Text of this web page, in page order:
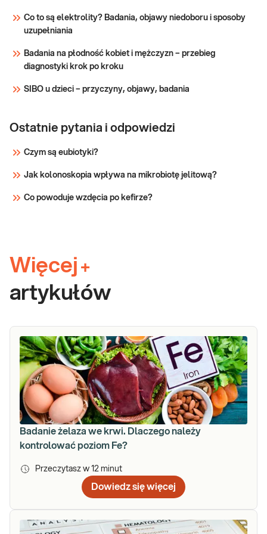
w genie HFE
narządach, co może prowadzić do ich
dla: osó
Co to są elektrolity? Badania, objawy niedoboru i sposoby
uzupełniania
Badania na płodność kobiet i mężczyzn – przebieg
diagnostyki krok po kroku
SIBO u dzieci – przyczyny, objawy, badania
Ostatnie pytania i odpowiedzi
Czym są eubiotyki?
Jak kolonoskopia wpływa na mikrobiotę jelitową?
Co powoduje wzdęcia po kefirze?
Więcej +
artykułów
Badanie żelaza we krwi. Dlaczego należy
kontrolować poziom Fe?
Przeczytasz w 12 minut
Dowiedz się więcej